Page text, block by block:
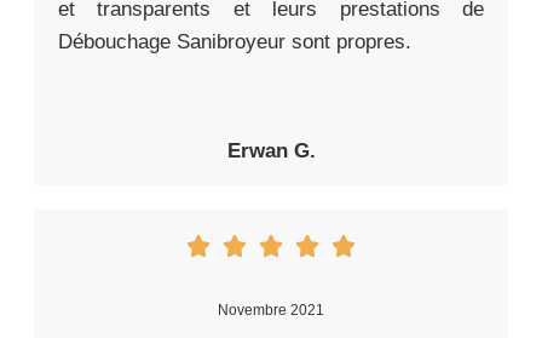
et transparents et leurs prestations de
Débouchage Sanibroyeur sont propres.
Erwan G.
Novembre 2021